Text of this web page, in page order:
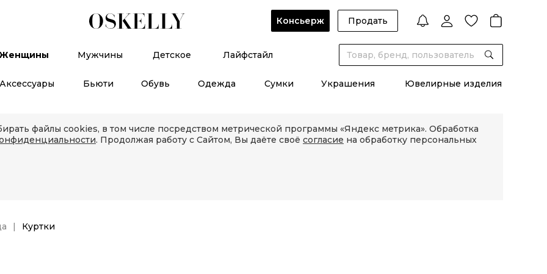
Консьерж Продать
Мужчины Детское Лайфстайл
Аксессуары Бьюти Обувь Одежда Сумки Украшения Ювелирные изделия
файлы cookies, в том числе посредством метрической программы «Яндекс метрика». Обработка
. Продолжая работу с Сайтом, Вы даёте своё согласие на обработку персональных
Куртки